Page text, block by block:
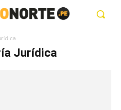
Jurídica